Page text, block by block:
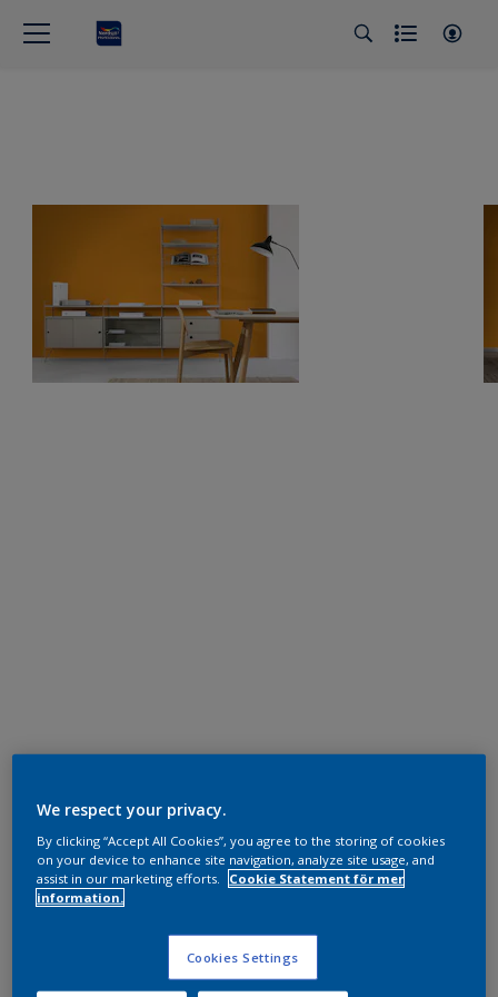
We respect your privacy.
By clicking “Accept All Cookies”, you agree to the storing of cookies
on your device to enhance site navigation, analyze site usage, and
assist in our marketing efforts.
Cookie Statement för mer
information.
Cookies Settings